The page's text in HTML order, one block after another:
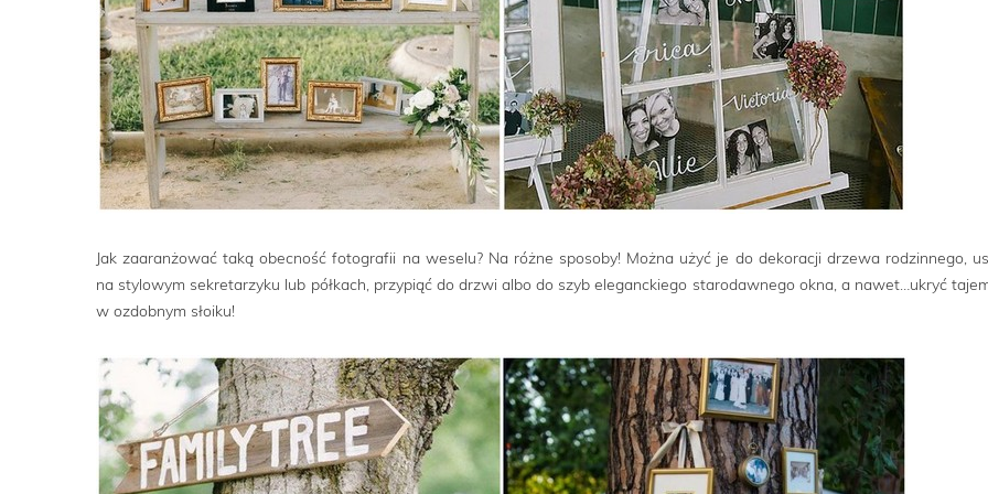
Jak zaaranżować taką obecność fotografii na weselu? Na różne sposoby! Można użyć je do dekoracji drzewa rodzinnego,
na stylowym sekretarzyku lub półkach, przypiąć do drzwi albo do szyb eleganckiego starodawnego okna, a nawet…ukryć
w ozdobnym słoiku!